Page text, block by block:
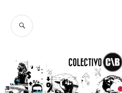
contenido
BUSCAR